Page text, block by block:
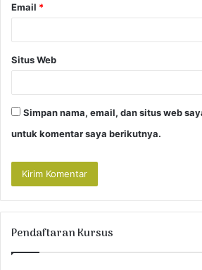
Email *
Situs Web
Simpan nama, email, dan situs web
untuk komentar saya berikutnya.
Pendaftaran Kursus